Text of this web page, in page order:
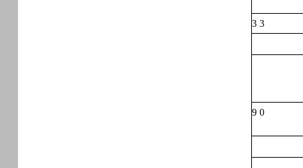
3 3
9 0